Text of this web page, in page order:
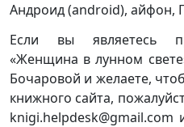
Андроид (android), айфон,
Если вы являетесь
«Женщина в лунном
Бочаровой и желаете,
книжного сайта,